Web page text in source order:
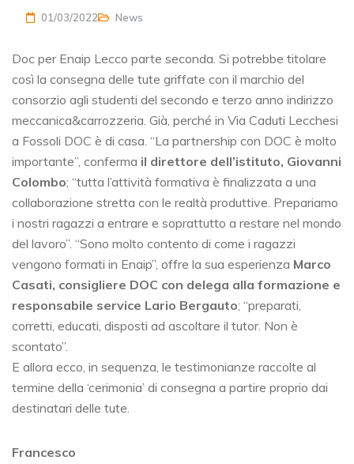
01/03/2022 News
Doc per Enaip Lecco parte seconda. Si potrebbe titolare
così la consegna delle tute griffate con il marchio del
consorzio agli studenti del secondo e terzo anno indirizzo
meccanica&carrozzeria. Già, perché in Via Caduti Lecchesi
a Fossoli DOC è di casa. “La partnership con DOC è molto
importante”, conferma il direttore dell’istituto, Giovanni
Colombo; “tutta l’attività formativa è finalizzata a una
collaborazione stretta con le realtà produttive. Prepariamo
i nostri ragazzi a entrare e soprattutto a restare nel mondo
del lavoro”. “Sono molto contento di come i ragazzi
vengono formati in Enaip”, offre la sua esperienza Marco
Casati, consigliere DOC con delega alla formazione e
responsabile service Lario Bergauto; “preparati,
corretti, educati, disposti ad ascoltare il tutor. Non è
scontato”.
E allora ecco, in sequenza, le testimonianze raccolte al
termine della ‘cerimonia’ di consegna a partire proprio dai
destinatari delle tute.
Francesco